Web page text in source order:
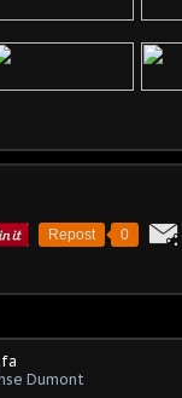
Repost 0
Dumont